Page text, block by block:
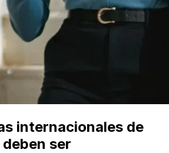
internacionales de
ser